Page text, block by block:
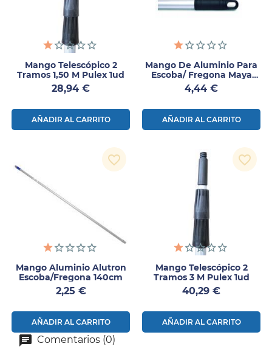
Mango Telescópico 2
Tramos 1,50 M Pulex 1ud
Precio
28,94 €
AÑADIR AL CARRITO
Mango De Aluminio Para
Escoba/ Fregona Maya
140cm
Precio
4,44 €
AÑADIR AL CARRITO
Mango Aluminio Alutron
Escoba/fregona 140cm
Precio
2,25 €
AÑADIR AL CARRITO
favorite_border
Mango Telescópico 2
Tramos 3 M Pulex 1ud
Precio
40,29 €
AÑADIR AL CARRITO
favorite_border
Comentarios (0)